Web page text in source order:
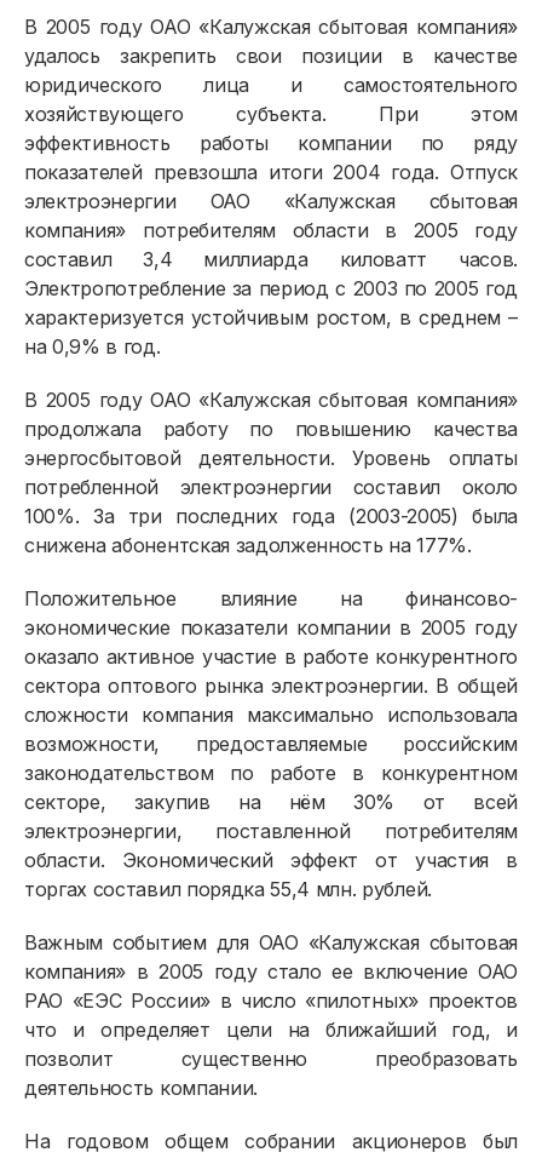
В 2005 году ОАО «Калужская сбытовая компания»
удалось закрепить свои позиции в качестве
юридического лица и самостоятельного
хозяйствующего субъекта. При этом
эффективность работы компании по ряду
показателей превзошла итоги 2004 года. Отпуск
электроэнергии ОАО «Калужская сбытовая
компания» потребителям области в 2005 году
составил 3,4 миллиарда киловатт часов.
Электропотребление за период с 2003 по 2005 год
характеризуется устойчивым ростом, в среднем –
на 0,9% в год.
В 2005 году ОАО «Калужская сбытовая компания»
продолжала работу по повышению качества
энергосбытовой деятельности. Уровень оплаты
потребленной электроэнергии составил около
100%. За три последних года (2003-2005) была
снижена абонентская задолженность на 177%.
Положительное влияние на финансово-
экономические показатели компании в 2005 году
оказало активное участие в работе конкурентного
сектора оптового рынка электроэнергии. В общей
сложности компания максимально использовала
возможности, предоставляемые российским
законодательством по работе в конкурентном
секторе, закупив на нём 30% от всей
электроэнергии, поставленной потребителям
области. Экономический эффект от участия в
торгах составил порядка 55,4 млн. рублей.
Важным событием для ОАО «Калужская сбытовая
компания» в 2005 году стало ее включение ОАО
РАО «ЕЭС России» в число «пилотных» проектов
что и определяет цели на ближайший год, и
позволит существенно преобразовать
деятельность компании.
На годовом общем собрании акционеров был